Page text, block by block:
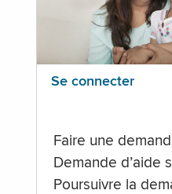
Se connecter
Faire une
Demande d’aide
Poursuivre la